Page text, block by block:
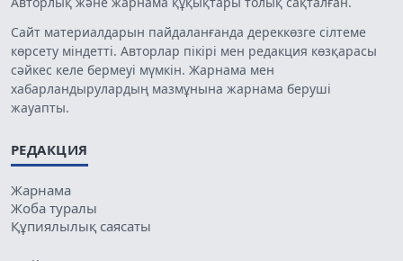
Сайт материалдарын пайдаланғанда дереккөзге сілтеме
көрсету міндетті. Авторлар пікірі мен редакция көзқарасы
сәйкес келе бермеуі мүмкін. Жарнама мен
хабарландырулардың мазмұнына жарнама беруші
жауапты.
РЕДАКЦИЯ
Жарнама
Жоба туралы
Құпиялылық саясаты